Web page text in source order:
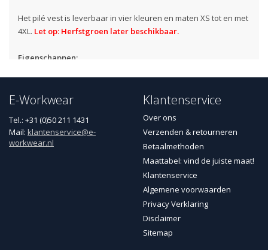
Het pilé vest is leverbaar in vier kleuren en maten XS tot en met
4XL. Let op: Herfstgroen later beschikbaar.
Eigenschappen:
Kleuren:Groen, Navy, Zwart, Oranje
Veelzijdige topwear, bruikbaar als buitenlaag of onderlaag.
Klassieke pasvorm
Oeko-Tex®100 gecertificeerd materiaal
E-Workwear
Tel.: +31 (0)50 211 1431
Mail: klantenservice@e-
workwear.nl
Klantenservice
Over ons
Verzenden & retourneren
Betaalmethoden
Maattabel: vind de juiste maat!
Klantenservice
Algemene voorwaarden
Privacy Verklaring
Disclaimer
Sitemap